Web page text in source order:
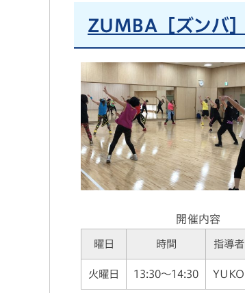
ZUMBA［ズンバ
開催内容
曜日 時間 指導者
火曜日 13:30～14:30 YUKO